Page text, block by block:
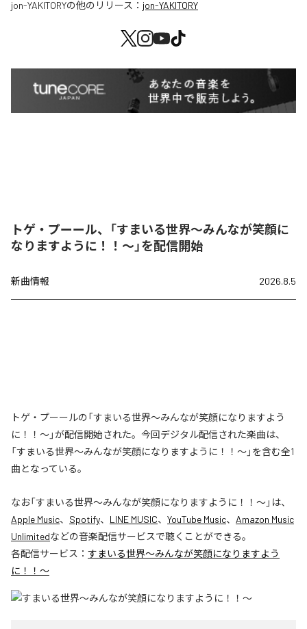
jon-YAKITORYの他のリリース： jon-YAKITORY
トゲ・プーール、「すまいる世界〜みんなが笑顔に
なりますように！！〜」を配信開始
新曲情報 2026.8.5
トゲ・プーールの「すまいる世界〜みんなが笑顔になりますよう
に！！〜」が配信開始された。今回デジタル配信された楽曲は、
「すまいる世界〜みんなが笑顔になりますように！！〜」を含む全1
曲となっている。
なお「すまいる世界〜みんなが笑顔になりますように！！〜」は、
Apple Music、 Spotify、 LINE MUSIC、 YouTube Music、 Amazon Music
Unlimitedなどの音楽配信サービスで聴くことができる。
各配信サービス： すまいる世界〜みんなが笑顔になりますよう
に！！〜